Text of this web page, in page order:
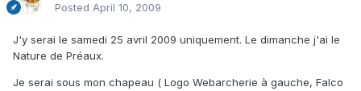
Posted April 10, 2009
J'y serai le samedi 25 avril 2009 uniquement. Le dimanche j'ai le
Nature de Préaux.
Je serai sous mon chapeau ( Logo Webarcherie à gauche, Falco